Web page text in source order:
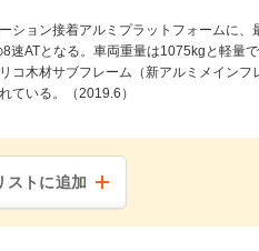
ション接着アルミプラットフォームに
ATとなる。車両重量は1075kgと軽量
木材サブフレーム（新アルミメイン
ている。（2019.6）
ストに追加